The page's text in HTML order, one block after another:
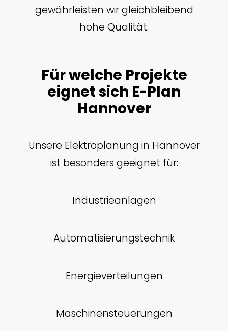
gewährleisten wir gleichbleibend
hohe Qualität.
Für welche Projekte
eignet sich E-Plan
Hannover
Unsere Elektroplanung in Hannover
ist besonders geeignet für:
Industrieanlagen
Automatisierungstechnik
Energieverteilungen
Maschinensteuerungen